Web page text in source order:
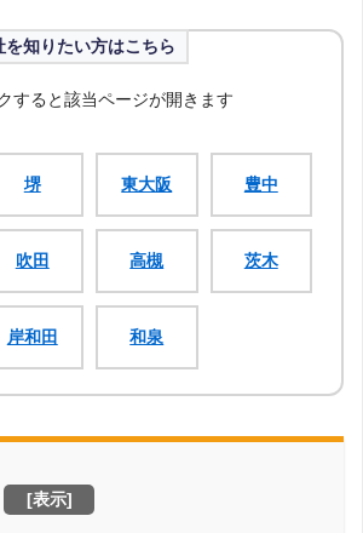
知りたい方はこちら
すると該当ページが開きます
堺 東大阪 豊中
吹田 高槻 茨木
岸和田 和泉
[表示]